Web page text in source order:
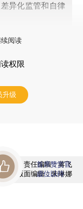
异化监管和自律
阅读
权限
升级
责任编辑：蒋飞
版面编辑：朱琳娜
首席赞赏官
虚位以待